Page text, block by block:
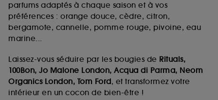
parfums adaptés à chaque saison et à vos
préférences : orange douce, cèdre, citron,
bergamote, cannelle, pomme rouge, pivoine, eau
marine...
Laissez-vous séduire par les bougies de Rituals,
100Bon, Jo Malone London, Acqua di Parma, Neom
Organics London, Tom Ford, et transformez votre
intérieur en un cocon de bien-être !